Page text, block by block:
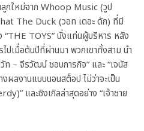
ลูกใหม่จาก Whoop Music (วูป
The Duck (วอท เดอะ ดัก) ที่มี
“THE TOYS” นั่งแท่นผู้บริหาร หลัง
ปเมื่อต้นปีที่ผ่านมา พวกเขาทั้งสาม นำ
ท – จีรวัฒน์ ชอบการกิจ” และ “เจนัส
ผลงานแบบนอนสต็อป ไม่ว่าจะเป็น
และซิงเกิลล่าสุดอย่าง “เจ้าชาย